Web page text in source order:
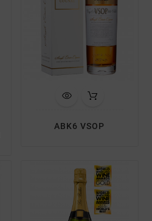
ABK6 VSOP